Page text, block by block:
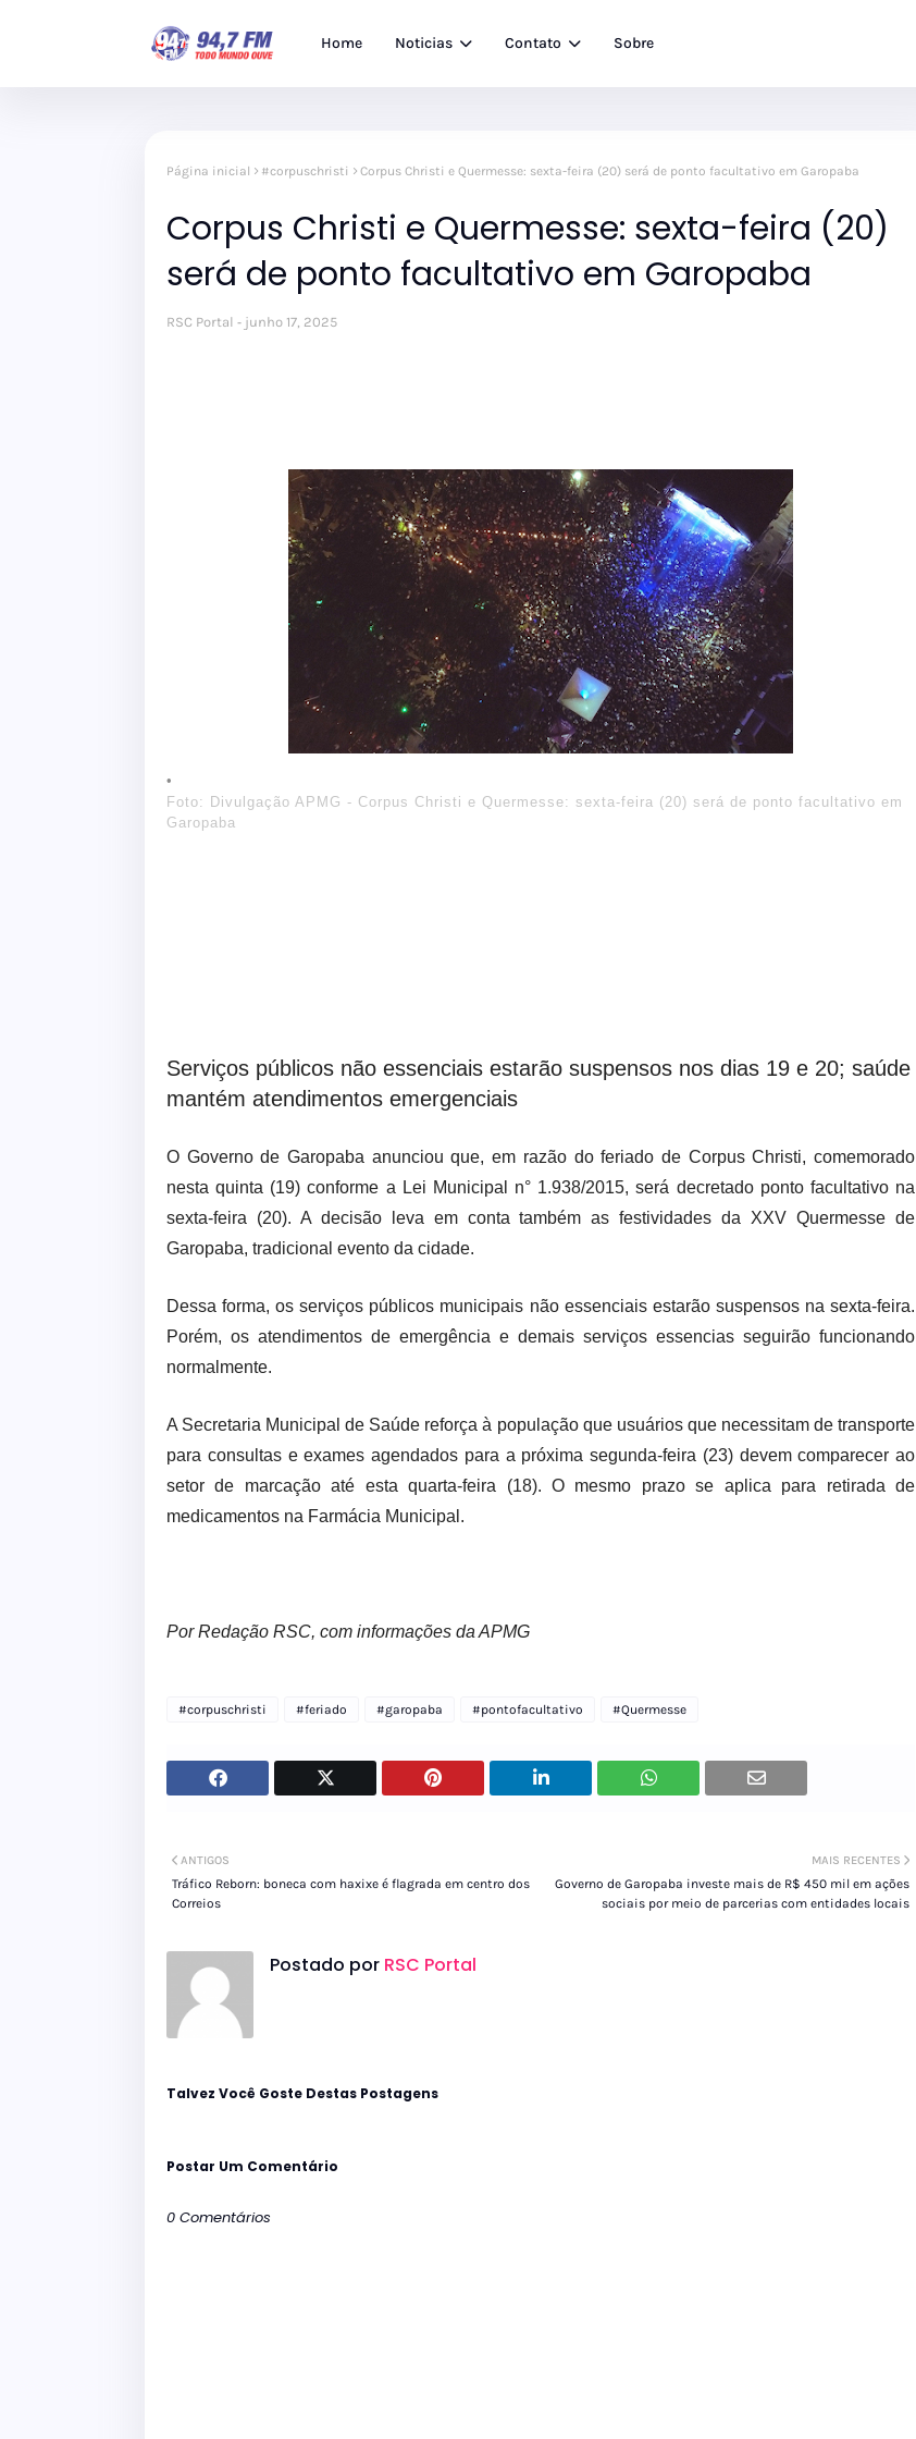
Home Noticias Contato Sobre
Página inicial #corpuschristi Corpus Christi e Quermesse: sexta-feira (20) será de ponto facultativo em Garopaba
Corpus Christi e Quermesse: sexta-feira (20)
será de ponto facultativo em Garopaba
RSC Portal junho 17, 2025
Foto: Divulgação APMG - Corpus Christi e Quermesse: sexta-feira (20) será de ponto facultativo em
Garopaba
Serviços públicos não essenciais estarão suspensos nos dias 19 e 20; saúde
mantém atendimentos emergenciais
O Governo de Garopaba anunciou que, em razão do feriado de Corpus Christi, comemorado
nesta quinta (19) conforme a Lei Municipal n° 1.938/2015, será decretado ponto facultativo na
sexta-feira (20). A decisão leva em conta também as festividades da XXV Quermesse de
Garopaba, tradicional evento da cidade.
Dessa forma, os serviços públicos municipais não essenciais estarão suspensos na sexta-feira.
Porém, os atendimentos de emergência e demais serviços essencias seguirão funcionando
normalmente.
A Secretaria Municipal de Saúde reforça à população que usuários que necessitam de transporte
para consultas e exames agendados para a próxima segunda-feira (23) devem comparecer ao
setor de marcação até esta quarta-feira (18). O mesmo prazo se aplica para retirada de
medicamentos na Farmácia Municipal.
Por Redação RSC, com informações da APMG
#corpuschristi #feriado #garopaba #pontofacultativo #Quermesse
MAIS RECENTES
Governo de Garopaba investe mais de R$ 450 mil em ações
sociais por meio de parcerias com entidades locais
ANTIGOS
Tráfico Reborn: boneca com haxixe é flagrada em centro dos
Correios
Postado por RSC Portal
Talvez Você Goste Destas Postagens
Postar Um Comentário
0 Comentários